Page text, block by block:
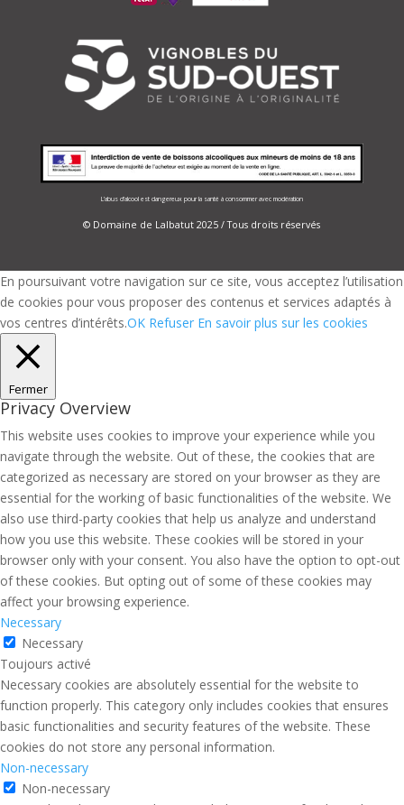
L’abus d’alcool est dangereux pour la santé à consommer avec modération
© Domaine de Lalbatut 2025 / Tous droits réservés
En poursuivant votre navigation sur ce site, vous acceptez l’utilisation
de cookies pour vous proposer des contenus et services adaptés à
vos centres d’intérêts.OK Refuser En savoir plus sur les cookies
Fermer
Privacy Overview
This website uses cookies to improve your experience while you
navigate through the website. Out of these, the cookies that are
categorized as necessary are stored on your browser as they are
essential for the working of basic functionalities of the website. We
also use third-party cookies that help us analyze and understand
how you use this website. These cookies will be stored in your
browser only with your consent. You also have the option to opt-out
of these cookies. But opting out of some of these cookies may
affect your browsing experience.
Necessary
Necessary
Toujours activé
Necessary cookies are absolutely essential for the website to
function properly. This category only includes cookies that ensures
basic functionalities and security features of the website. These
cookies do not store any personal information.
Non-necessary
Non-necessary